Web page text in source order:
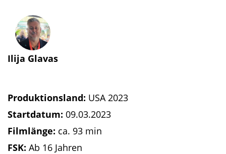
Ilija Glavas
Produktionsland: USA 2023
Startdatum: 09.03.2023
Filmlänge: ca. 93 min
FSK: Ab 16 Jahren